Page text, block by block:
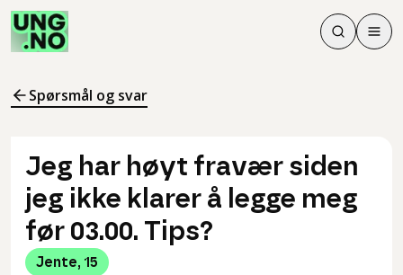
Søk
Søk
Meny
Spørsmål og svar
Jeg har høyt fravær siden
jeg ikke klarer å legge meg
før 03.00. Tips?
Jente, 15